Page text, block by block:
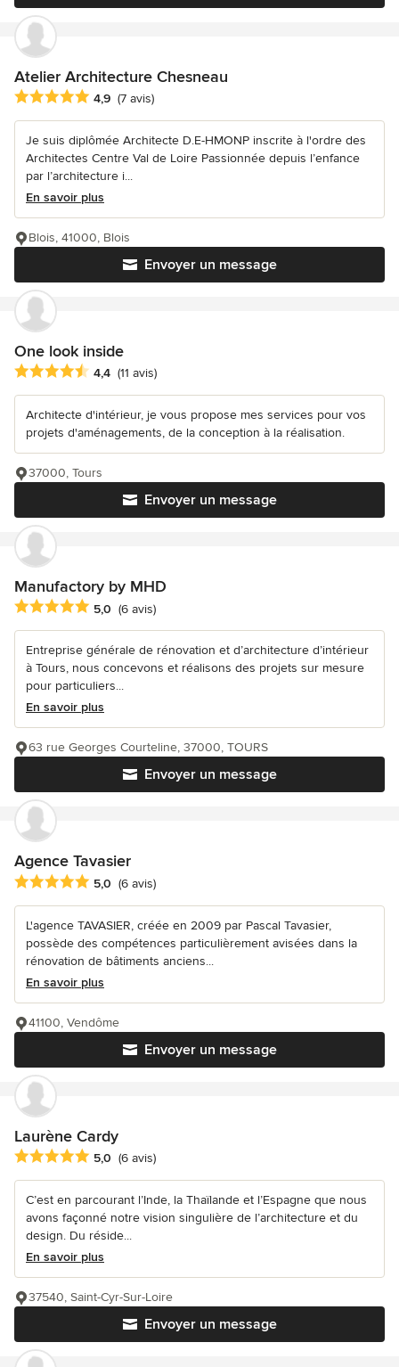
Atelier Architecture Chesneau
Note moyenne : 4.9 étoiles sur 5
4,9 (7 avis)
Je suis diplômée Architecte D.E-HMONP inscrite à l'ordre des
Architectes Centre Val de Loire Passionnée depuis l’enfance
par l’architecture i...
En savoir plus
Envoyer un message
Blois, 41000, Blois
One look inside
Note moyenne : 4.4 étoiles sur 5
4,4 (11 avis)
Architecte d'intérieur, je vous propose mes services pour vos
projets d'aménagements, de la conception à la réalisation.
Envoyer un message
37000, Tours
Manufactory by MHD
Note moyenne : 5 étoiles sur 5
5,0 (6 avis)
Entreprise générale de rénovation et d’architecture d’intérieur
à Tours, nous concevons et réalisons des projets sur mesure
pour particuliers...
En savoir plus
Envoyer un message
63 rue Georges Courteline, 37000, TOURS
Agence Tavasier
Note moyenne : 5 étoiles sur 5
5,0 (6 avis)
L'agence TAVASIER, créée en 2009 par Pascal Tavasier,
possède des compétences particulièrement avisées dans la
rénovation de bâtiments anciens...
En savoir plus
Envoyer un message
41100, Vendôme
Laurène Cardy
Note moyenne : 5 étoiles sur 5
5,0 (6 avis)
C’est en parcourant l’Inde, la Thaïlande et l’Espagne que nous
avons façonné notre vision singulière de l’architecture et du
design. Du réside...
En savoir plus
Envoyer un message
37540, Saint-Cyr-Sur-Loire